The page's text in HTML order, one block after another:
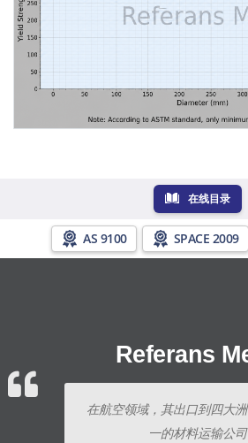
在线目录
AS 9100 SPACE 2009
Referans
在航空领域，其出口到四大
一的材料运输公司